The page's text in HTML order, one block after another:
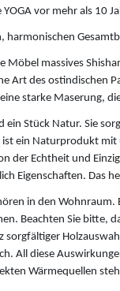
vor mehr als 10
harmonischen
Möbel massives
Art des ostindischen
starke Maserung,
ein Stück Natur. Sie
ein Naturprodukt
der Echtheit und
Eigenschaften. Das
in den
Beachten Sie bitte,
sorgfältiger
All diese
Wärmequellen